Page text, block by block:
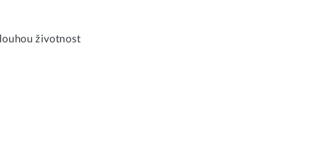
životnost